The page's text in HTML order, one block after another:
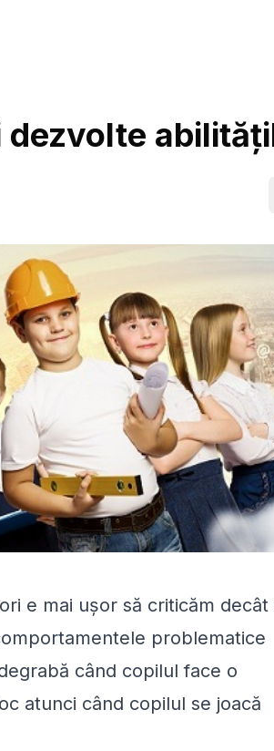
dezvolte
e mai uşor să criticăm decât
problematice
când copilul face o
atunci când copilul se joacă